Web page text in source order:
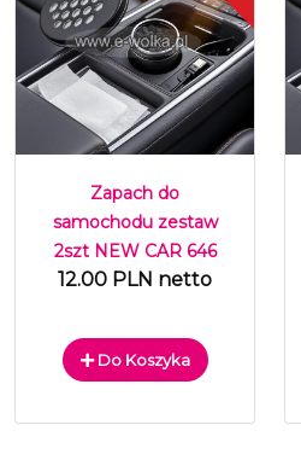
Zapach do
samochodu zestaw
2szt NEW CAR 646
12.00 PLN netto
Do Koszyka